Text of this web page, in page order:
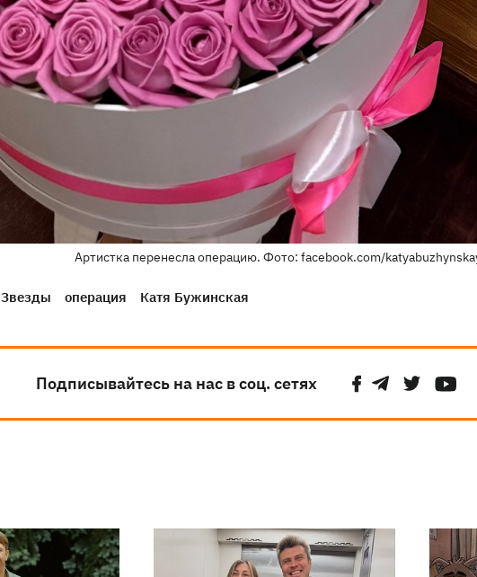
Артистка перенесла операцию. Фото: facebook.com/
Звезды операция Катя Бужинская
Подписывайтесь на нас в соц. сетях